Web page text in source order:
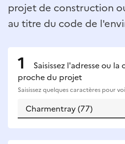
projet de construction
au titre du code de
Saisissez l'adresse ou
proche du projet
Saisissez quelques caractères pour